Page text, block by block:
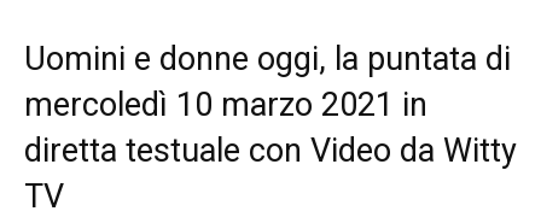
Uomini e donne oggi, la puntata di
mercoledì 10 marzo 2021 in
diretta testuale con Video da Witty
TV